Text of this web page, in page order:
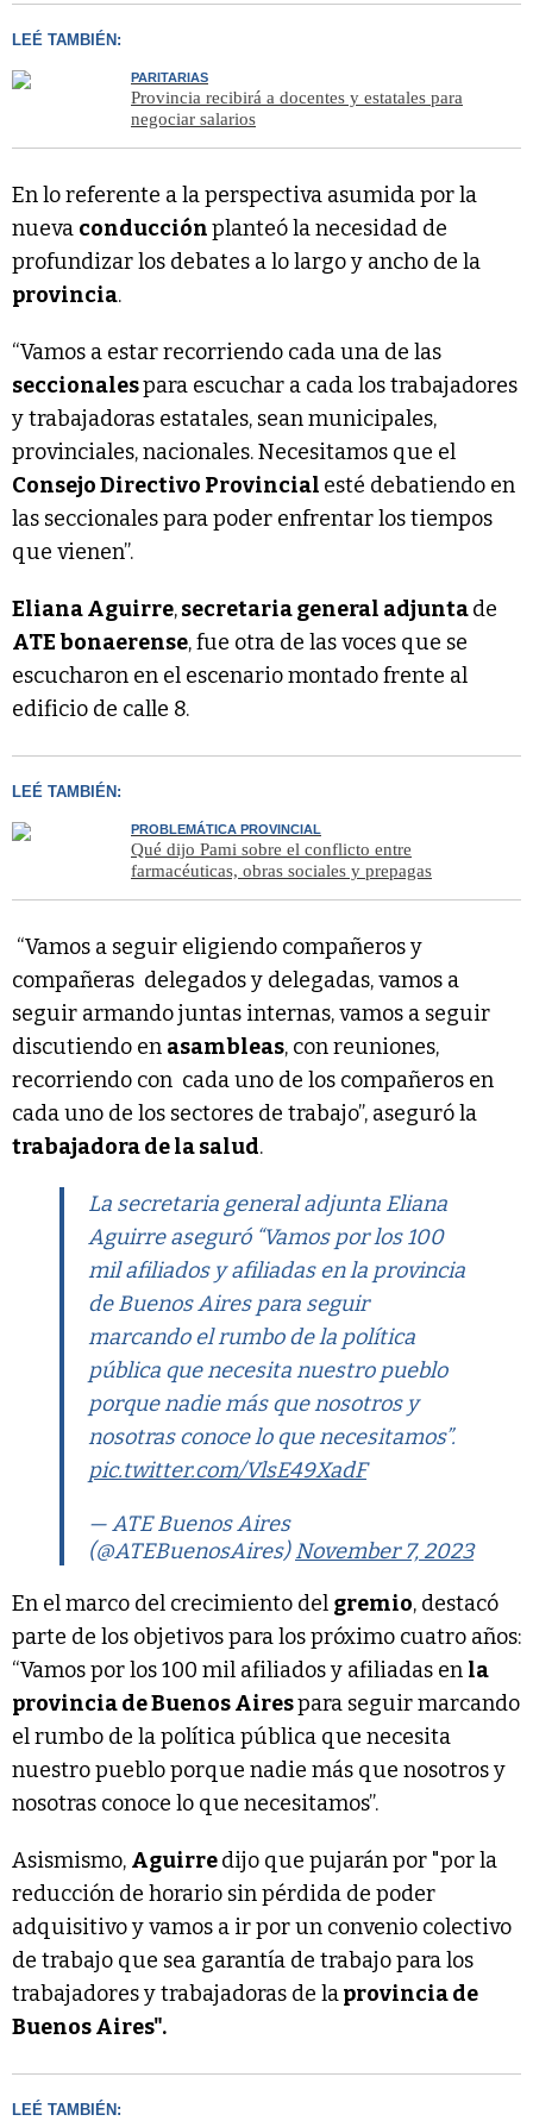
LEÉ TAMBIÉN:
PARITARIAS
Provincia recibirá a docentes y estatales para
negociar salarios
En lo referente a la perspectiva asumida por la
nueva conducciónplanteó la necesidad de
profundizar los debates a lo largo y ancho de la
provincia.
“Vamos a estar recorriendo cada una de las
seccionalespara escuchar a cada los trabajadores
y trabajadoras estatales, sean municipales,
provinciales, nacionales. Necesitamos que el
Consejo Directivo Provincial esté debatiendo en
las seccionales para poder enfrentar los tiempos
que vienen”.
Eliana Aguirre,secretaria general adjuntade
ATE bonaerense, fue otra de las voces que se
escucharon en el escenario montado frente al
edificio de calle 8.
LEÉ TAMBIÉN:
PROBLEMÁTICA PROVINCIAL
Qué dijo Pami sobre el conflicto entre
farmacéuticas, obras sociales y prepagas
“Vamos a seguir eligiendo compañeros y
compañeras delegados y delegadas, vamos a
seguir armando juntas internas, vamos a seguir
discutiendo en asambleas, con reuniones,
recorriendo con cada uno de los compañeros en
cada uno de los sectores de trabajo”, aseguró la
trabajadora de la salud.
La secretaria general adjunta Eliana
Aguirre aseguró “Vamos por los 100
mil afiliados y afiliadas en la provincia
de Buenos Aires para seguir
marcando el rumbo de la política
pública que necesita nuestro pueblo
porque nadie más que nosotros y
nosotras conoce lo que necesitamos”.
pic.twitter.com/VlsE49XadF
— ATE Buenos Aires
(@ATEBuenosAires)November 7, 2023
En el marco del crecimiento del gremio, destacó
parte de los objetivos para los próximo cuatro años:
“Vamos por los 100 mil afiliados y afiliadas en la
provincia de Buenos Airespara seguir marcando
el rumbo de la política pública que necesita
nuestro pueblo porque nadie más que nosotros y
nosotras conoce lo que necesitamos”.
Asismismo, Aguirredijo que pujarán por "por la
reducción de horario sin pérdida de poder
adquisitivo y vamos a ir por un convenio colectivo
de trabajo que sea garantía de trabajo para los
trabajadores y trabajadoras de laprovincia de
Buenos Aires".
LEÉ TAMBIÉN: